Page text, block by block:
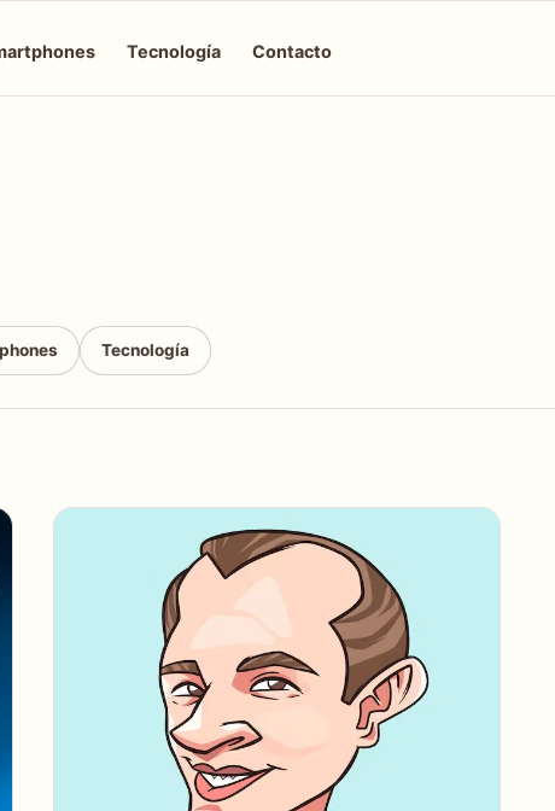
Tecnología Contacto
Tecnología